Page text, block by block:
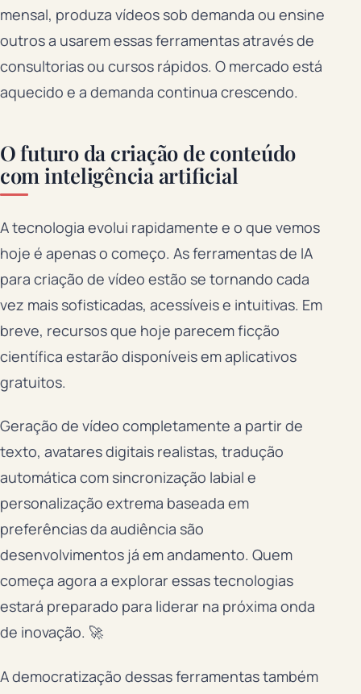
mensal, produza vídeos sob demanda ou ensine
outros a usarem essas ferramentas através de
consultorias ou cursos rápidos. O mercado está
aquecido e a demanda continua crescendo.
O futuro da criação de conteúdo
com inteligência artificial
A tecnologia evolui rapidamente e o que vemos
hoje é apenas o começo. As ferramentas de IA
para criação de vídeo estão se tornando cada
vez mais sofisticadas, acessíveis e intuitivas. Em
breve, recursos que hoje parecem ficção
científica estarão disponíveis em aplicativos
gratuitos.
Geração de vídeo completamente a partir de
texto, avatares digitais realistas, tradução
automática com sincronização labial e
personalização extrema baseada em
preferências da audiência são
desenvolvimentos já em andamento. Quem
começa agora a explorar essas tecnologias
estará preparado para liderar na próxima onda
de inovação. 🚀
A democratização dessas ferramentas também